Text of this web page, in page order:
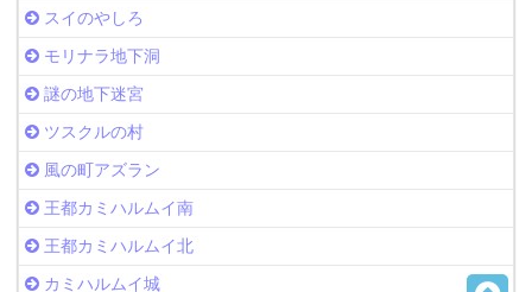
スイのやしろ
モリナラ地下洞
謎の地下迷宮
ツスクルの村
風の町アズラン
王都カミハルムイ南
王都カミハルムイ北
カミハルムイ城